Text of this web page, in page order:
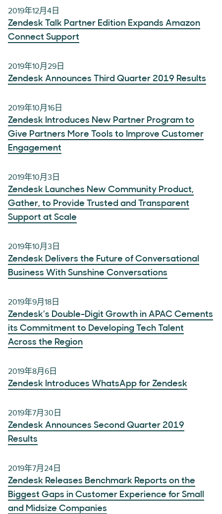
2019年12月4日
Zendesk Talk Partner Edition Expands Amazon
Connect Support
2019年10月29日
Zendesk Announces Third Quarter 2019 Results
2019年10月16日
Zendesk Introduces New Partner Program to
Give Partners More Tools to Improve Customer
Engagement
2019年10月3日
Zendesk Launches New Community Product,
Gather, to Provide Trusted and Transparent
Support at Scale
2019年10月3日
Zendesk Delivers the Future of Conversational
Business With Sunshine Conversations
2019年9月18日
Zendesk’s Double-Digit Growth in APAC Cements
its Commitment to Developing Tech Talent
Across the Region
2019年8月6日
Zendesk Introduces WhatsApp for Zendesk
2019年7月30日
Zendesk Announces Second Quarter 2019
Results
2019年7月24日
Zendesk Releases Benchmark Reports on the
Biggest Gaps in Customer Experience for Small
and Midsize Companies